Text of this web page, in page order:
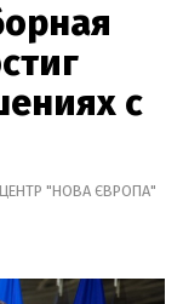
с
"НОВА ЄВРОПА"